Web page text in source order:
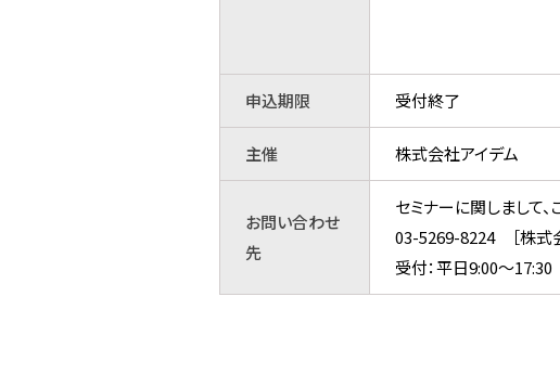
申込期限 受付終了
主催 株式会社アイデム
お問い合わせ
先
セミナーに関しまして
03-5269-8224 ［株式
受付：平日9:00～17:30